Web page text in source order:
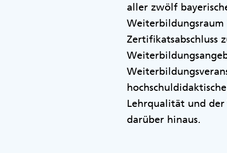
aller zwölf
Zertifikatsabschluss
Lehrqualität und
darüber hinaus.